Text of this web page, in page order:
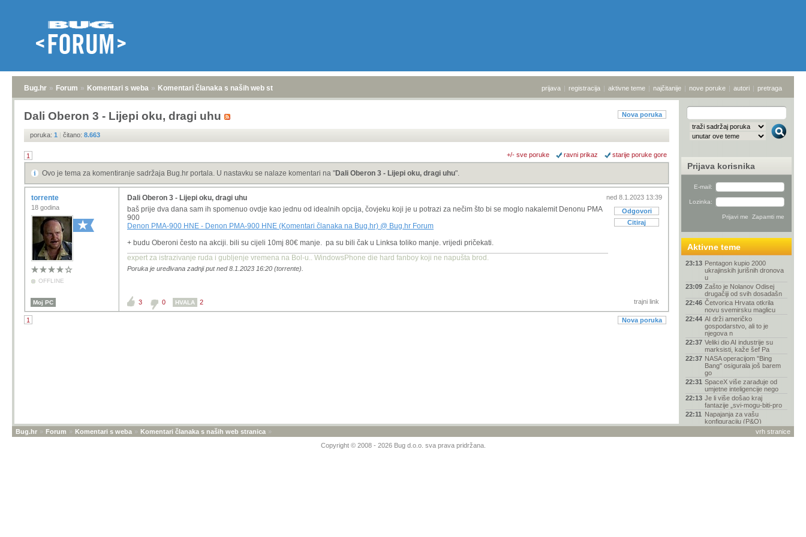
Bug.hr » Forum » Komentari s weba » Komentari članaka s naših web stranica prijava | registracija | aktivne teme | najčitanije | nove poruke | autori | pretraga
Nova poruka
Dali Oberon 3 - Lijepi oku, dragi uhu
poruka: 1 | čitano: 8.663
1 +/- sve poruke ravni prikaz starije poruke gore
Ovo je tema za komentiranje sadržaja Bug.hr portala. U nastavku se nalaze komentari na "Dali Oberon 3 - Lijepi oku, dragi uhu".
torrente
18 godina
OFFLINE
ned 8.1.2023 13:39
Odgovori
Citiraj
Dali Oberon 3 - Lijepi oku, dragi uhu
baš prije dva dana sam ih spomenuo ovdje kao jednu od idealnih opcija, čovjeku koji je u potrazi za nečim što bi se moglo nakalemit Denonu PMA
900
Denon PMA-900 HNE - Denon PMA-900 HNE (Komentari članaka na Bug.hr) @ Bug.hr Forum
+ budu Oberoni često na akciji. bili su cijeli 10mj 80€ manje. pa su bili čak u Linksa toliko manje. vrijedi pričekati.
expert za istrazivanje ruda i gubljenje vremena na Bol-u.. WindowsPhone die hard fanboy koji ne napušta brod.
Poruka je uređivana zadnji put ned 8.1.2023 16:20 (torrente).
Moj PC trajni link
3 0 HVALA 2
1 Nova poruka
Prijava korisnika
E-mail:
Lozinka:
Aktivne teme
23:13 Pentagon kupio 2000
ukrajinskih jurišnih dronova
u
23:09 Zašto je Nolanov Odisej
drugačiji od svih dosadašn
22:46 Četvorica Hrvata otkrila
novu svemirsku maglicu
22:44 AI drži američko
gospodarstvo, ali to je
njegova n
22:37 Veliki dio AI industrije su
marksisti, kaže šef Pa
22:37 NASA operacijom "Bing
Bang" osigurala još barem
go
22:31 SpaceX više zarađuje od
umjetne inteligencije nego
22:13 Je li više došao kraj
fantazije „svi-mogu-biti-pro
22:11 Napajanja za vašu
konfiguraciju (P&O)
21:37 Pomoć pri odabiru mobitela
vrh stranice
Bug.hr » Forum » Komentari s weba » Komentari članaka s naših web stranica »
Copyright © 2008 - 2026 Bug d.o.o. sva prava pridržana.